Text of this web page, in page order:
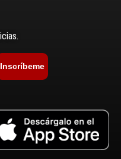
Inscríbeme